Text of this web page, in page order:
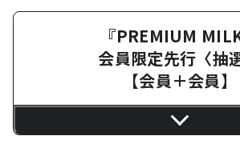
『PREMIUM MILK
会員限定先行〈抽
【会員＋会員】